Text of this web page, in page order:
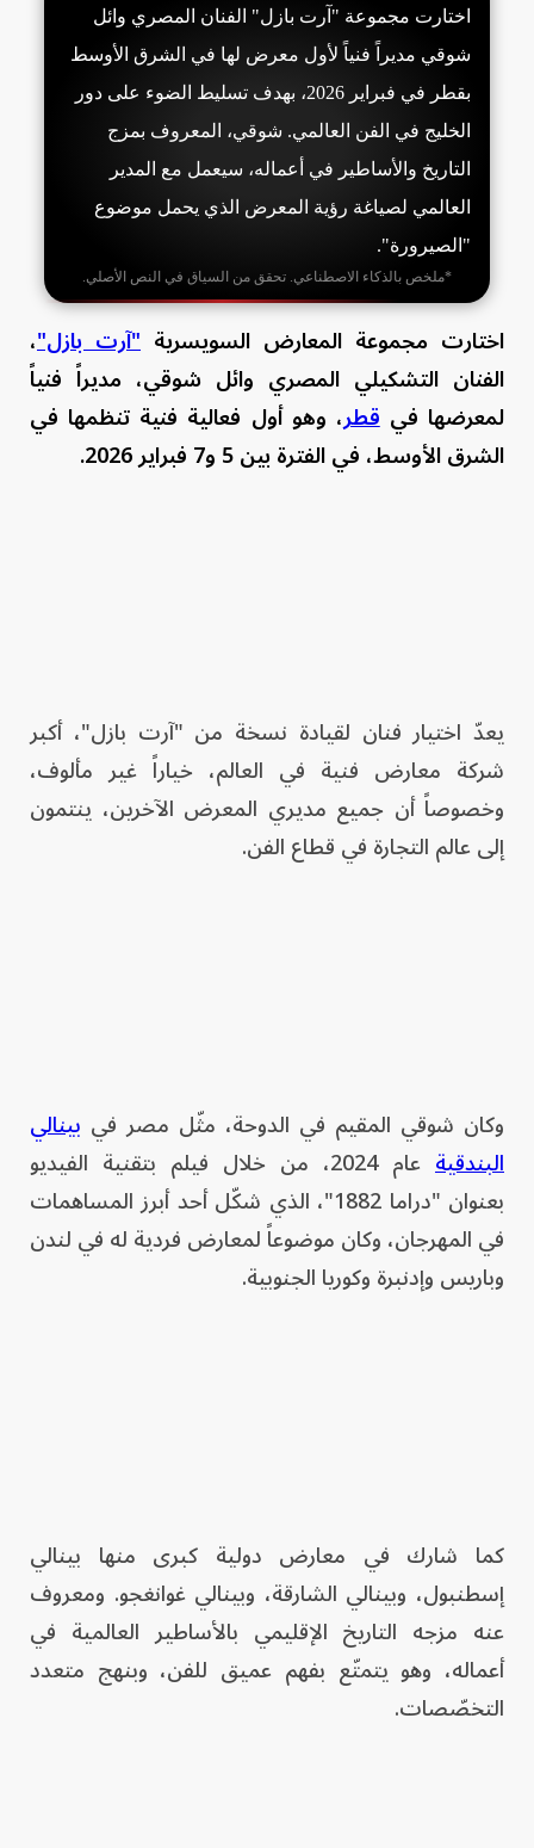
اختارت مجموعة "آرت بازل" الفنان المصري وائل
شوقي مديراً فنياً لأول معرض لها في الشرق الأوسط
بقطر في فبراير 2026، بهدف تسليط الضوء على دور
الخليج في الفن العالمي. شوقي، المعروف بمزج
التاريخ والأساطير في أعماله، سيعمل مع المدير
العالمي لصياغة رؤية المعرض الذي يحمل موضوع
"الصيرورة".
*ملخص بالذكاء الاصطناعي. تحقق من السياق في النص الأصلي.
اختارت مجموعة المعارض السويسرية "آرت بازل"،
الفنان التشكيلي المصري وائل شوقي، مديراً فنياً
لمعرضها فيقطر، وهو أول فعالية فنية تنظمها في
الشرق الأوسط، في الفترة بين 5 و7 فبراير 2026.
يعدّ اختيار فنان لقيادة نسخة من "آرت بازل"، أكبر
شركة معارض فنية في العالم، خياراً غير مألوف،
وخصوصاً أن جميع مديري المعرض الآخرين، ينتمون
إلى عالم التجارة في قطاع الفن.
وكان شوقي المقيم في الدوحة، مثّل مصر في بينالي
البندقية
عام 2024، من خلال فيلم بتقنية الفيديو
بعنوان "دراما 1882"، الذي شكّل أحد أبرز المساهمات
في المهرجان، وكان موضوعاً لمعارض فردية له في لندن
وباريس وإدنبرة وكوريا الجنوبية.
كما شارك في معارض دولية كبرى منها بينالي
إسطنبول، وبينالي الشارقة، وبينالي غوانغجو. ومعروف
عنه مزجه التاريخ الإقليمي بالأساطير العالمية في
أعماله، وهو يتمتّع بفهم عميق للفن، وبنهج متعدد
التخصّصات.